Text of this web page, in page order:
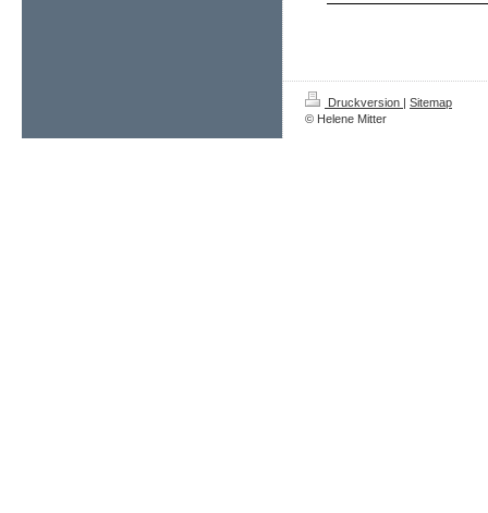
Druckversion | Sitemap
© Helene Mitter